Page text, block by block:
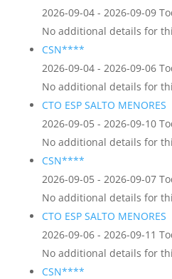
2026-09-04 - 2026-09-09
No additional details for
CSN****
2026-09-04 - 2026-09-06
No additional details for
CTO ESP SALTO MENORES
2026-09-05 - 2026-09-10
No additional details for
CSN****
2026-09-05 - 2026-09-07
No additional details for
CTO ESP SALTO MENORES
2026-09-06 - 2026-09-11
No additional details for
CSN****